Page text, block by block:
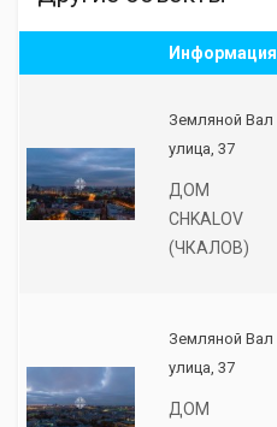
Информация
Земляной Вал
улица, 37
ДОМ
CHKALOV
(ЧКАЛОВ)
Земляной Вал
улица, 37
ДОМ